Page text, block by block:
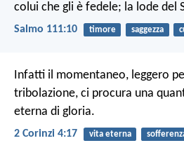
colui che gli è fedele; la lode del
Salmo 111:10 timore saggezza
Infatti il momentaneo, leggero
tribolazione, ci procura una
eterna di gloria.
2 Corinzi 4:17 vita eterna